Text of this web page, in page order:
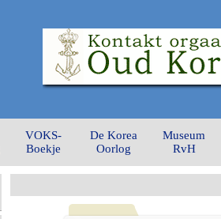
VOKS-
Boekje
De Korea
Oorlog
Museum
RvH